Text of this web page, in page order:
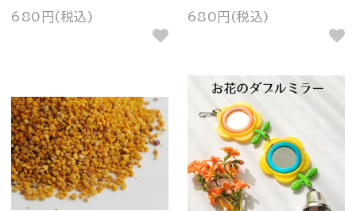
680円(税込) 680円(税込)